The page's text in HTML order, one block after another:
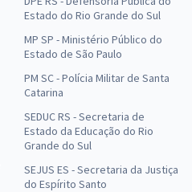
Estado do Rio Grande do Sul
MP SP - Ministério Público do
Estado de São Paulo
PM SC - Polícia Militar de Santa
Catarina
SEDUC RS - Secretaria de
Estado da Educação do Rio
Grande do Sul
SEJUS ES - Secretaria da Justiça
do Espírito Santo